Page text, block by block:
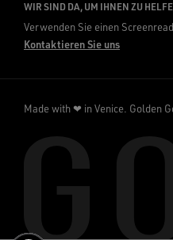
WIR SIND DA, UM IHNEN ZU
Verwenden Sie einen
Kontaktieren Sie uns
Made with ❤ in Venice. Golden